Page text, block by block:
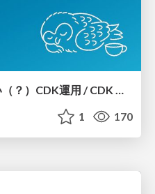
1 170